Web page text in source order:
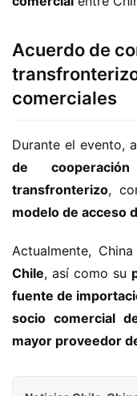
Acuerdo de
comerciales
Durante el evento,
de
transfronterizo
modelo de acceso
Actualmente,
Chile, así como su
fuente de
socio comercial
mayor proveedor